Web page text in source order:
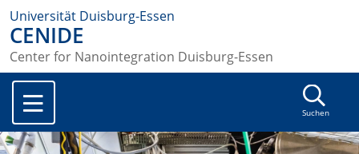
Universität Duisburg-Essen
CENIDE
Center for Nanointegration Duisburg-Essen
Suchen